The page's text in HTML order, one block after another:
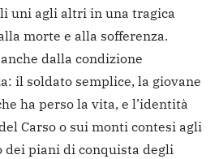
uni agli altri in una tragica
morte e alla sofferenza.
dalla condizione
il soldato semplice, la giovane
ha perso la vita, e l’identità
Carso o sui monti contesi agli
dei piani di conquista degli